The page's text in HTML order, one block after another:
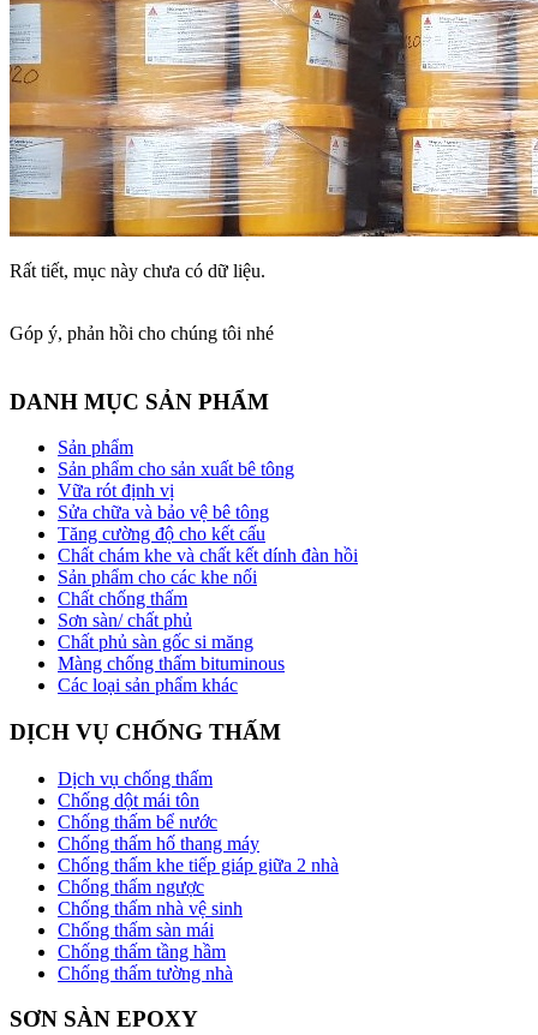
Rất tiết, mục này chưa có dữ liệu.
Góp ý, phản hồi cho chúng tôi nhé
DANH MỤC SẢN PHẨM
Sản phẩm
Sản phẩm cho sản xuất bê tông
Vữa rót định vị
Sửa chữa và bảo vệ bê tông
Tăng cường độ cho kết cấu
Chất chám khe và chất kết dính đàn hồi
Sản phẩm cho các khe nối
Chất chống thấm
Sơn sàn/ chất phủ
Chất phủ sàn gốc si măng
Màng chống thấm bituminous
Các loại sản phẩm khác
DỊCH VỤ CHỐNG THẤM
Dịch vụ chống thấm
Chống dột mái tôn
Chống thấm bể nước
Chống thấm hố thang máy
Chống thấm khe tiếp giáp giữa 2 nhà
Chống thấm ngược
Chống thấm nhà vệ sinh
Chống thấm sàn mái
Chống thấm tầng hầm
Chống thấm tường nhà
SƠN SÀN EPOXY